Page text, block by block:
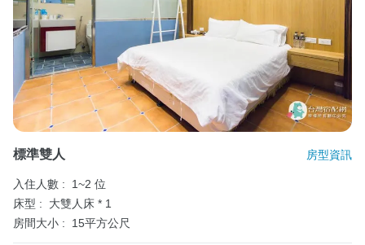
標準雙人 房型資訊
入住人數 :
1~2 位
床型 :
大雙人床 * 1
房間大小 :
15平方公尺